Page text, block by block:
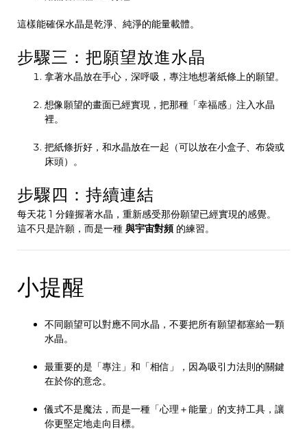
這樣能確保水晶是乾淨、純淨的能量載體。
步驟三：把願望放進水晶
拿著水晶放在手心，深呼吸，專注地想著紙條上的願望。
想像願望的畫面已經實現，把那種「幸福感」注入水晶
裡。
把紙條折好，和水晶放在一起（可以放在小盒子、布袋或
床頭）。
步驟四：持續連結
每天花 1 分鐘握著水晶，重新感受那份願望已經實現的感覺。
這不只是許願，而是一種 與宇宙對頻的練習。
小提醒
不同願望可以對應不同水晶，不要把所有願望都塞給一顆
水晶。
最重要的是「專注」和「相信」，因為吸引力法則的關鍵
在於你的意念。
儀式不是魔法，而是一種「心理＋能量」的支持工具，讓
你更堅定地走向目標。